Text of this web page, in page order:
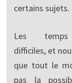
certains sujets.
Les
difficiles, et
que tout le
pas la